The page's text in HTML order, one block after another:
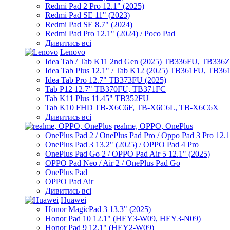
Redmi Pad 2 Pro 12.1" (2025)
Redmi Pad SE 11" (2023)
Redmi Pad SE 8.7" (2024)
Redmi Pad Pro 12.1" (2024) / Poco Pad
Дивитись всі
Lenovo
Idea Tab / Tab K11 2nd Gen (2025) TB336FU,
Idea Tab Plus 12.1" / Tab K12 (2025) TB361FU,
Idea Tab Pro 12.7" TB373FU (2025)
Tab P12 12.7" TB370FU, TB371FC
Tab K11 Plus 11.45" TB352FU
Tab K10 FHD TB-X6C6F, TB-X6C6L, TB-X6C6X
Дивитись всі
realme, OPPO, OnePlus
OnePlus Pad 2 / OnePlus Pad Pro / Oppo Pad 3 Pro
OnePlus Pad 3 13.2" (2025) / OPPO Pad 4 Pro
OnePlus Pad Go 2 / OPPO Pad Air 5 12.1" (2025)
OPPO Pad Neo / Air 2 / OnePlus Pad Go
OnePlus Pad
OPPO Pad Air
Дивитись всі
Huawei
Honor MagicPad 3 13.3" (2025)
Honor Pad 10 12.1" (HEY3-W09, HEY3-N09)
Honor Pad 9 12.1" (HEY2-W09)